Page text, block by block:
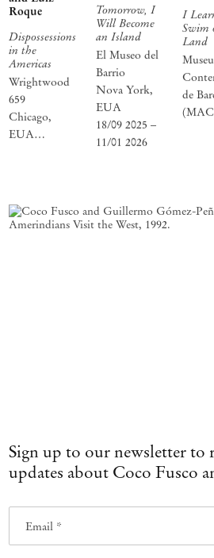
Dispossessions
in the
Americas
Roque
Wrightwood
659
Chicago,
EUA
Tomorrow, I
Will Become
an Island
El Museo del
Barrio
Nova York,
EUA
18/09 2025 –
11/01 2026
I
Swim
Land
de
Sign up to our newsletter to
updates about Coco Fusco
Email *